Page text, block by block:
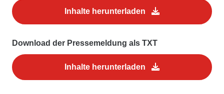
Inhalte herunterladen
Download der Pressemeldung als TXT
Inhalte herunterladen